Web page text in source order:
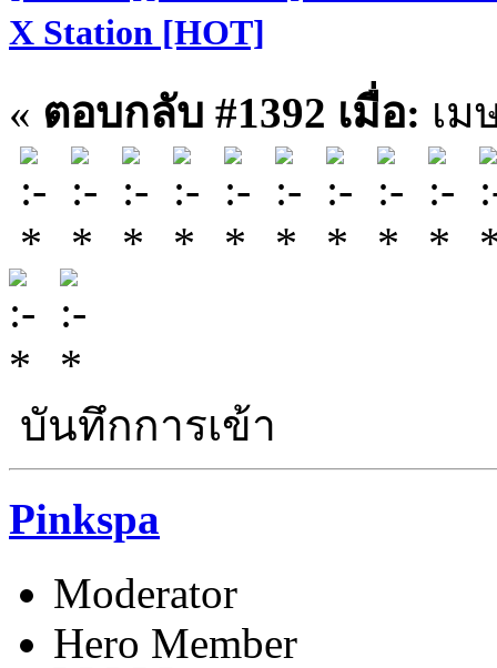
X Station [HOT]
« ตอบกลับ #1392 เมื่อ: เม
บันทึกการเข้า
Pinkspa
Moderator
Hero Member